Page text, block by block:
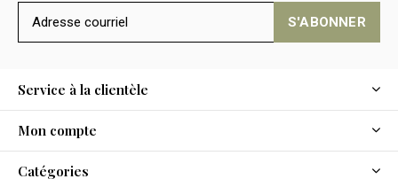
S'ABONNER
Service à la clientèle
Mon compte
Catégories